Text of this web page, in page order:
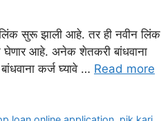
सुरू झाली आहे. तर ही नवीन लिंक
घेणार आहे. अनेक शेतकरी बांधवाना
कर्ज घ्यावे … Read more